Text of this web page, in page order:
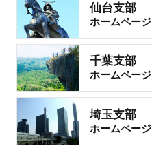
仙台支部
ホームページ
千葉支部
ホームページ
埼玉支部
ホームページ